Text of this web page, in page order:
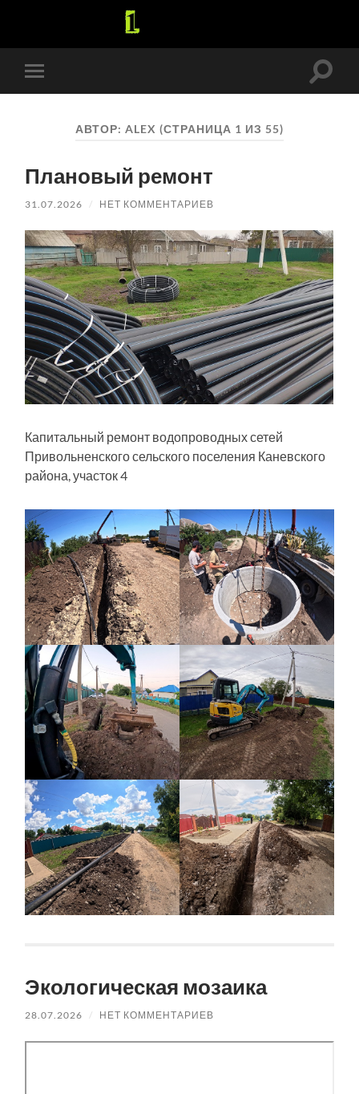
Переключить
мобильное
АВТОР: ALEX (СТРАНИЦА 1 ИЗ 55)
Плановый ремонт
31.07.2026 / НЕТ КОММЕНТАРИЕВ
Капитальный ремонт водопроводных сетей
Привольненского сельского поселения Каневского
района, участок 4
Экологическая мозаика
28.07.2026 / НЕТ КОММЕНТАРИЕВ